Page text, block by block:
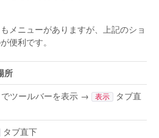
メニューがありますが、上記のショ
便利です。
所
でツールバーを表示 → 表示
タブ直
タブ直下